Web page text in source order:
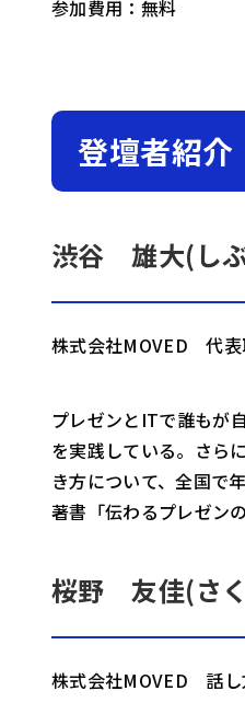
参加費用：無料
登壇者紹介
渋谷 雄大(し
株式会社MOVED 代表
プレゼンとITで誰もが
を実践している。さら
き方について、全国で
著書「伝わるプレゼン
桜野 友佳(さ
株式会社MOVED 話し